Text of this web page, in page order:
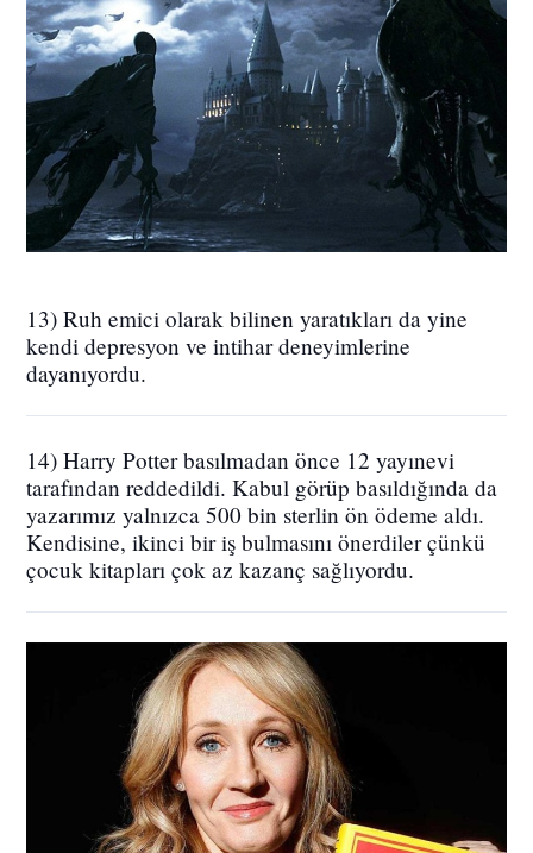
13) Ruh emici olarak bilinen yaratıkları da yine
kendi depresyon ve intihar deneyimlerine
dayanıyordu.
14) Harry Potter basılmadan önce 12 yayınevi
tarafından reddedildi. Kabul görüp basıldığında da
yazarımız yalnızca 500 bin sterlin ön ödeme aldı.
Kendisine, ikinci bir iş bulmasını önerdiler çünkü
çocuk kitapları çok az kazanç sağlıyordu.